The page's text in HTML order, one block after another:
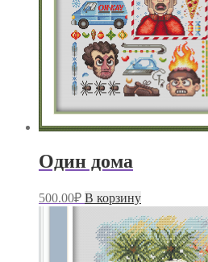
Один дома
500.00₽ В корзину